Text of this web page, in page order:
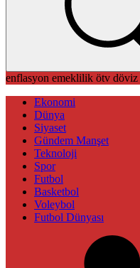
enflasyon emeklilik ötv döviz
Ekonomi
Dünya
Siyaset
Gündem Manşet
Teknoloji
Spor
Futbol
Basketbol
Voleybol
Futbol Dünyası